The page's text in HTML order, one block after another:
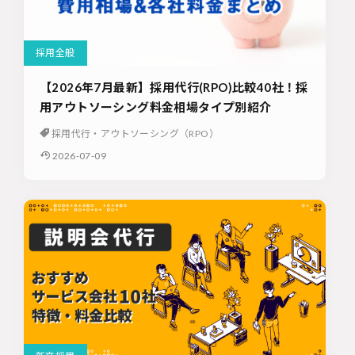
採用全般
【2026年7月最新】採用代行(RPO)比較40社！採
用アウトソーシング料金相場タイプ別紹介
採用代行・アウトソーシング（RPO）
2026-07-09